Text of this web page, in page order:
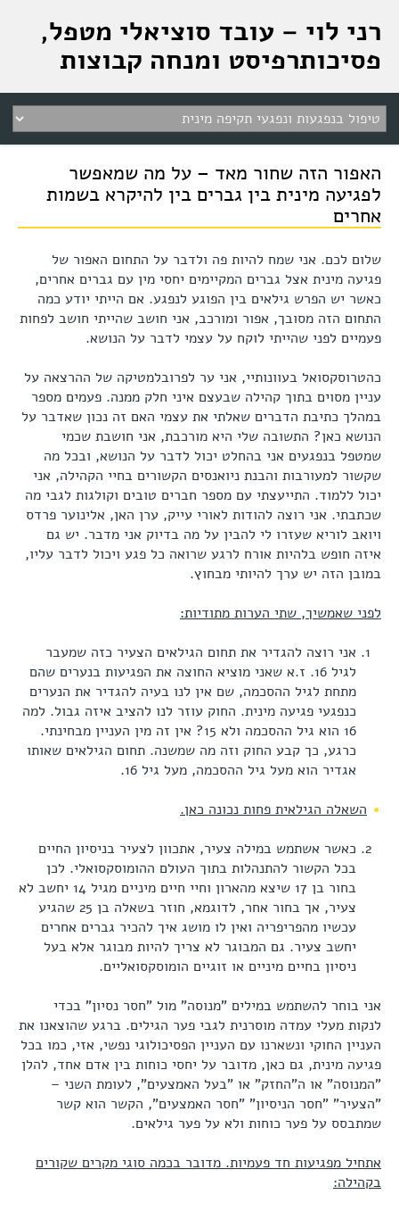
רני לוי – עובד סוציאלי מטפל,
פסיכותרפיסט ומנחה קבוצות
האפור הזה שחור מאד – על מה שמאפשר
לפגיעה מינית בין גברים בין להיקרא בשמות
אחרים
שלום לכם. אני שמח להיות פה ולדבר על התחום האפור של
פגיעה מינית אצל גברים המקיימים יחסי מין עם גברים אחרים,
כאשר יש הפרש גילאים בין הפוגע לנפגע. אם הייתי יודע כמה
התחום הזה מסובך, אפור ומורכב, אני חושב שהייתי חושב לפחות
פעמיים לפני שהייתי לוקח על עצמי לדבר על הנושא.
כהטרוסקסואל בעוונותיי, אני ער לפרובלמטיקה של ההרצאה על
עניין מסוים בתוך קהילה שבעצם איני חלק ממנה. פעמים מספר
במהלך כתיבת הדברים שאלתי את עצמי האם זה נכון שאדבר על
הנושא כאן? התשובה שלי היא מורכבת, אני חושבת שכמי
שמטפל בנפגעים אני בהחלט יכול לדבר על הנושא, ובכל מה
שקשור למעורבות והבנת ניואנסים הקשורים בחיי הקהילה, אני
יכול ללמוד. התייעצתי עם מספר חברים טובים וקולגות לגבי מה
שכתבתי. אני רוצה להודות לאורי עייק, ערן האן, אלינוער פרדס
ויואב לוריא שעזרו לי להבין על מה בדיוק אני מדבר. יש גם
איזה חופש בלהיות אורח לרגע שרואה כל פגע ויכול לדבר עליו,
במובן הזה יש ערך להיותי מבחוץ.
לפני שאמשיך, שתי הערות מתודיות:
אני רוצה להגדיר את תחום הגילאים הצעיר כזה שמעבר
לגיל 16. ז.א שאני מוציא החוצה את הפגיעות בנערים שהם
מתחת לגיל ההסכמה, שם אין לנו בעיה להגדיר את הנערים
כנפגעי פגיעה מינית. החוק עוזר לנו להציב איזה גבול. למה
16 הוא גיל ההסכמה ולא 15? אין זה מין העניין מבחינתי.
כרגע, כך קבע החוק וזה מה שמשנה. תחום הגילאים שאותו
אגדיר הוא מעל גיל ההסכמה, מעל גיל 16.
השאלה הגילאית פחות נכונה כאן.
כאשר אשתמש במילה צעיר, אתכוון לצעיר בניסיון החיים
בכל הקשור להתנהלות בתוך העולם ההומוסקסואלי. לכן
בחור בן 17 שיצא מהארון וחיי חיים מיניים מגיל 14 יחשב לא
צעיר, אך בחור אחר, לדוגמא, חוזר בשאלה בן 25 שהגיע
עכשיו מהפריפריה ואין לו מושג איך להכיר גברים אחרים
יחשב צעיר. גם המבוגר לא צריך להיות מבוגר אלא בעל
ניסיון בחיים מיניים או זוגיים הומוסקסואליים.
אני בוחר להשתמש במילים "מנוסה" מול "חסר נסיון" בכדי
לנקות מעלי עמדה מוסרנית לגבי פער הגילים. ברגע שהוצאנו את
העניין החוקי ונשארנו עם העניין הפסיכולוגי נפשי, אזי, כמו בכל
פגיעה מינית, גם כאן, מדובר על יחסי כוחות בין אדם אחד, להלן
"המנוסה" או ה"החזק" או "בעל האמצעים", לעומת השני –
"הצעיר" "חסר הניסיון" "חסר האמצעים", הקשר הוא קשר
שמתבסס על פער כוחות ולא על פער גילאים.
אתחיל מפגיעות חד פעמיות. מדובר בכמה סוגי מקרים שקורים
בקהילה: